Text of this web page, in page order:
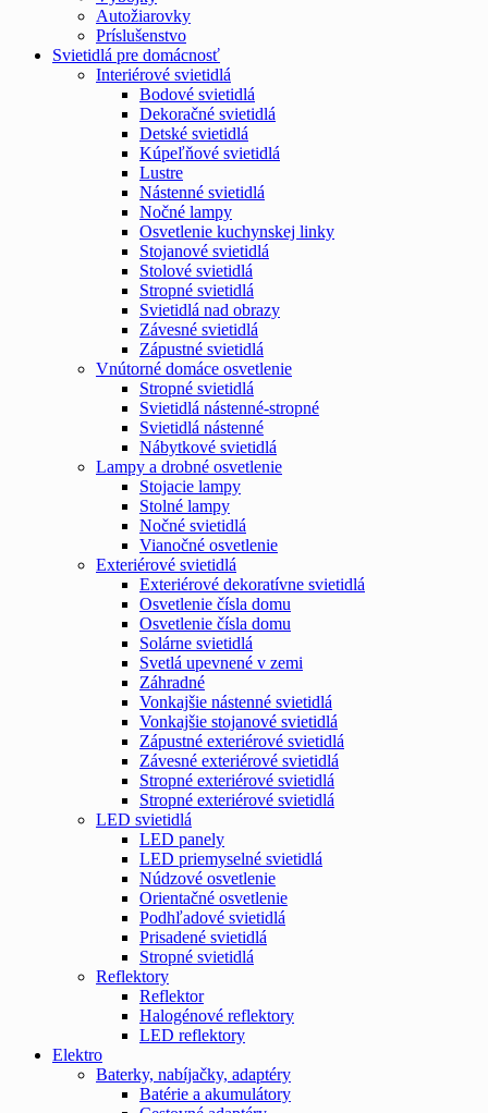
Autožiarovky
Príslušenstvo
Svietidlá pre domácnosť
Interiérové svietidlá
Bodové svietidlá
Dekoračné svietidlá
Detské svietidlá
Kúpeľňové svietidlá
Lustre
Nástenné svietidlá
Nočné lampy
Osvetlenie kuchynskej linky
Stojanové svietidlá
Stolové svietidlá
Stropné svietidlá
Svietidlá nad obrazy
Závesné svietidlá
Zápustné svietidlá
Vnútorné domáce osvetlenie
Stropné svietidlá
Svietidlá nástenné-stropné
Svietidlá nástenné
Nábytkové svietidlá
Lampy a drobné osvetlenie
Stojacie lampy
Stolné lampy
Nočné svietidlá
Vianočné osvetlenie
Exteriérové svietidlá
Exteriérové dekoratívne svietidlá
Osvetlenie čísla domu
Osvetlenie čísla domu
Solárne svietidlá
Svetlá upevnené v zemi
Záhradné
Vonkajšie nástenné svietidlá
Vonkajšie stojanové svietidlá
Zápustné exteriérové svietidlá
Závesné exteriérové svietidlá
Stropné exteriérové svietidlá
Stropné exteriérové svietidlá
LED svietidlá
LED panely
LED priemyselné svietidlá
Núdzové osvetlenie
Orientačné osvetlenie
Podhľadové svietidlá
Prisadené svietidlá
Stropné svietidlá
Reflektory
Reflektor
Halogénové reflektory
LED reflektory
Elektro
Baterky, nabíjačky, adaptéry
Batérie a akumulátory